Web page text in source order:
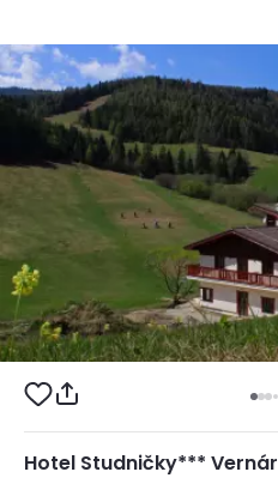
Hotel Studničky*** Vernár